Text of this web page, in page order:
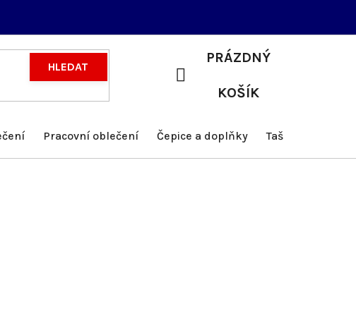
HLEDAT
NÁKUPNÍ
PRÁZDNÝ
KOŠÍK
Pracovní oblečení Čepice a doplňky Tašky a batohy